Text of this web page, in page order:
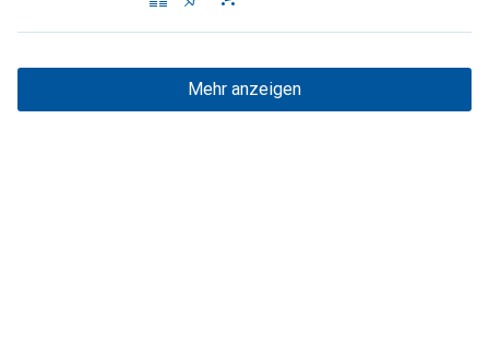
Mehr anzeigen